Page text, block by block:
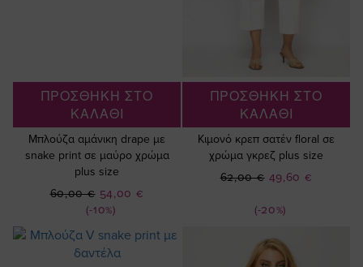
ΠΡΟΣΘΗΚΗ ΣΤΟ
ΚΑΛΑΘΙ
Μπλούζα αμάνικη drape με
snake print σε μαύρο χρώμα
plus size
(-10%)
Ειδική
Τιμή
54,00 €
60,00 €
ΠΡΟΣΘΗΚΗ ΣΤΟ
ΚΑΛΑΘΙ
Κιμονό κρεπ σατέν floral σε
χρώμα γκρεζ plus size
(-20%)
Ειδική
49,60 €
62,00 €